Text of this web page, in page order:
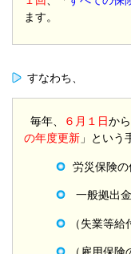
ます。
すなわち、
毎年、 ６月１日から
の年度更新 」という
労災保険の
一般拠出
（失業等